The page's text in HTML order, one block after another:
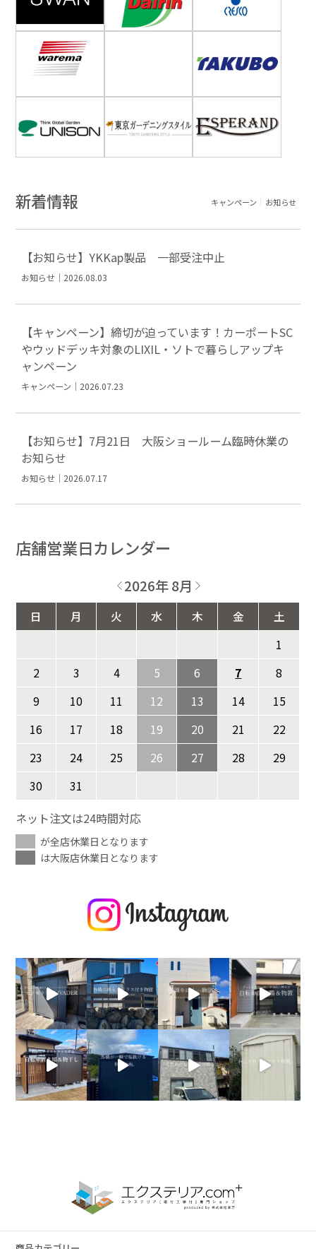
新着情報 キャンペーン お知らせ
【お知らせ】YKKap製品 一部受注中止
お知らせ｜2026.08.03
【キャンペーン】締切が迫っています！カーポートSC
やウッドデッキ対象のLIXIL・ソトで暮らしアップキ
ャンペーン
キャンペーン｜2026.07.23
【お知らせ】7月21日 大阪ショールーム臨時休業の
お知らせ
お知らせ｜2026.07.17
店舗営業日カレンダー
2026年 8月
日 月 火 水 木 金
土
1
2
3 4 5 6 7
8
9
10 11 12 13 14
15
16
17 18 19 20 21
22
23
24 25 26 27 28
29
30
31
ネット注文は24時間対応
が全店休業日となります
は大阪店休業日となります